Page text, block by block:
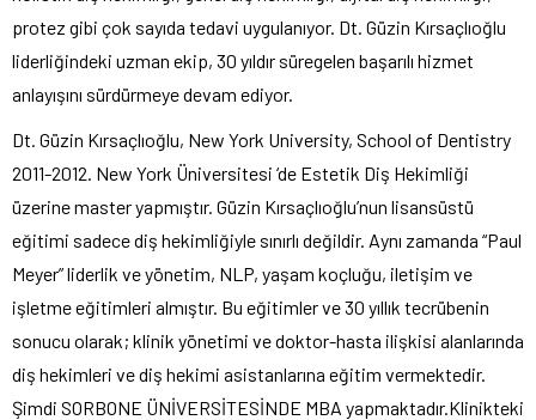
protez gibi çok sayıda tedavi uygulanıyor. Dt. Güzin Kırsaçlıoğlu
liderliğindeki uzman ekip, 30 yıldır süregelen başarılı hizmet
anlayışını sürdürmeye devam ediyor.
Dt. Güzin Kırsaçlıoğlu, New York University, School of Dentistry
2011-2012. New York Üniversitesi ‘de Estetik Diş Hekimliği
üzerine master yapmıştır. Güzin Kırsaçlıoğlu’nun lisansüstü
eğitimi sadece diş hekimliğiyle sınırlı değildir. Aynı zamanda “Paul
Meyer” liderlik ve yönetim, NLP, yaşam koçluğu, iletişim ve
işletme eğitimleri almıştır. Bu eğitimler ve 30 yıllık tecrübenin
sonucu olarak; klinik yönetimi ve doktor-hasta ilişkisi alanlarında
diş hekimleri ve diş hekimi asistanlarına eğitim vermektedir.
Şimdi SORBONE ÜNİVERSİTESİNDE MBA yapmaktadır.Klinikteki